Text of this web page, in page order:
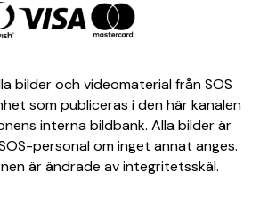
bilder och videomaterial från SOS
som publiceras i den här kanalen
interna bildbank. Alla bilder är
personal om inget annat anges.
är ändrade av integritetsskäl.